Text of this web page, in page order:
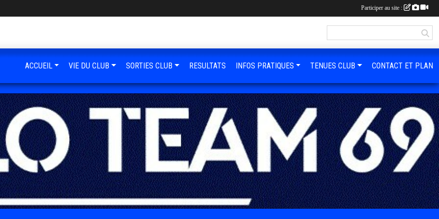
ACCUEIL VIE DU CLUB SORTIES CLUB RESULTATS INFOS PRATIQUES TENUES CLUB CONTACT ET PLAN
Participer au site :